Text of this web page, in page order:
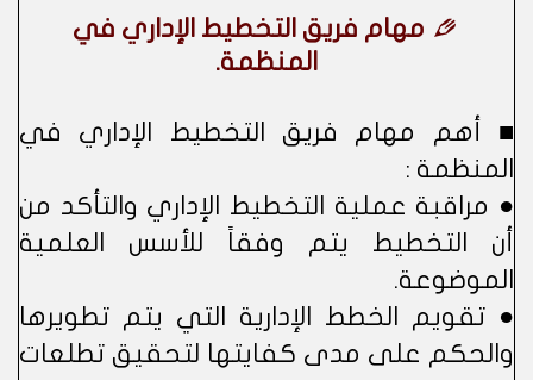
مهام فريق التخطيط الإداري في
المنظمة.
■ أهم مهام فريق التخطيط الإداري في
المنظمة :
● مراقبة عملية التخطيط الإداري والتأكد من
أن التخطيط يتم وفقاً للأسس العلمية
الموضوعة.
● تقويم الخطط الإدارية التي يتم تطويرها
والحكم على مدى كفايتها لتحقيق تطلعات